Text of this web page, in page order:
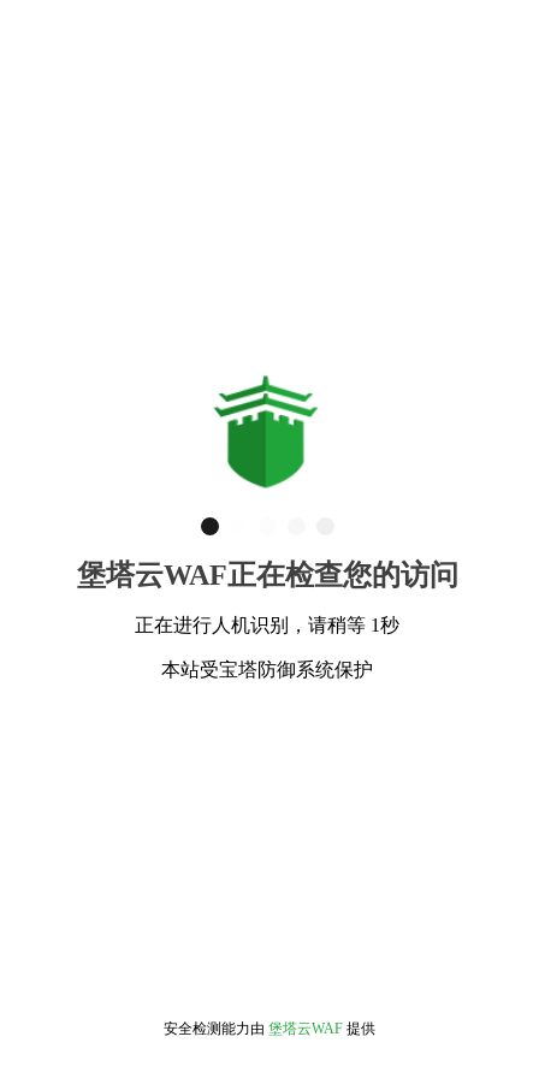
堡塔云WAF正在检查您的访问
正在进行人机识别，请稍等 1秒
本站受宝塔防御系统保护
安全检测能力由 堡塔云WAF 提供